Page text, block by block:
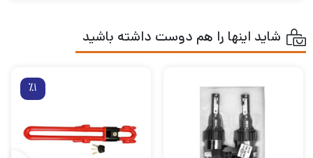
شاید اینها را هم دوست داشته باشید
٪1